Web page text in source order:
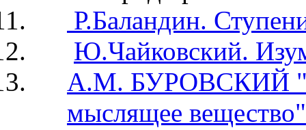
Р.Баландин.
Ю.Чайковский.
А.М. БУРОВСКИЙ
мыслящее вещество"